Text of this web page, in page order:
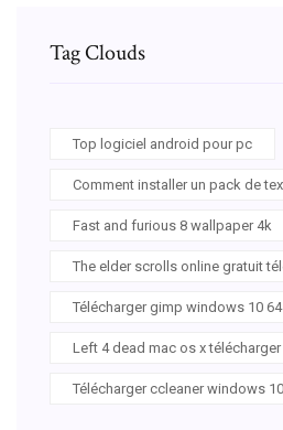
Tag Clouds
Top logiciel android pour pc
Comment installer un pack de
Fast and furious 8 wallpaper 4k
The elder scrolls online gratuit
Télécharger gimp windows 10
Left 4 dead mac os x télécharger
Télécharger ccleaner windows